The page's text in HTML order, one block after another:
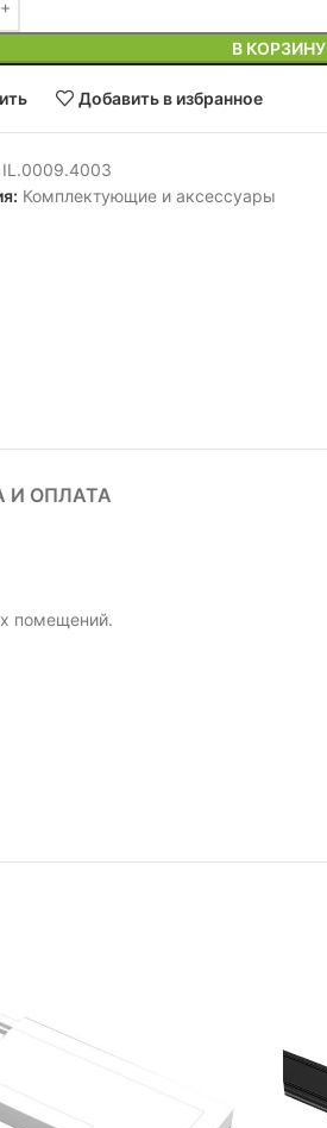
В КОРЗИНУ
Добавить в избранное
IL.0009.4003
Комплектующие и аксессуары
И ОПЛАТА
помещений.